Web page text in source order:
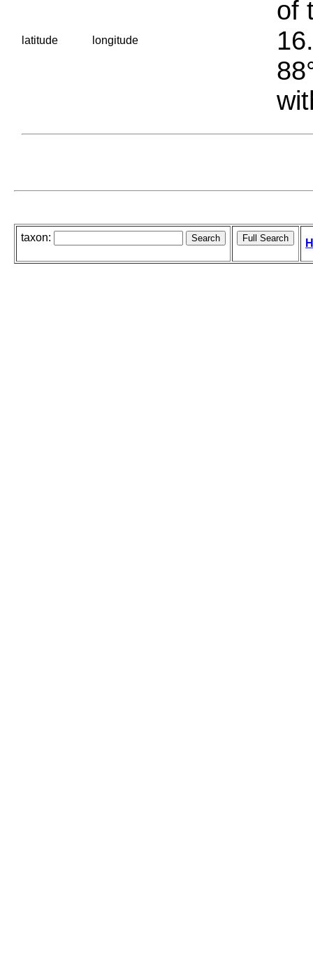
latitude longitude
of
taxon: